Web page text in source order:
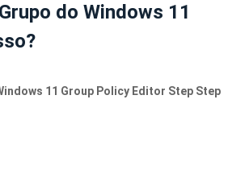
do Windows 11
11 Group Policy Editor Step Step